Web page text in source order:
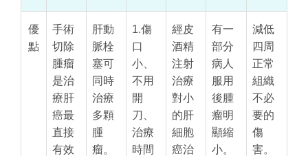
優
點
手術
切除
腫瘤
是治
療肝
癌最
直接
有效
肝動
脈栓
塞可
同時
治療
多顆
腫
瘤。
1.傷
口
小、
不用
開
刀、
治療
時間
經皮
酒精
注射
治療
對小
的肝
細胞
癌治
有一
部分
病人
服用
後腫
瘤明
顯縮
小。
減低
四周
正常
組織
不必
要的
傷
害。